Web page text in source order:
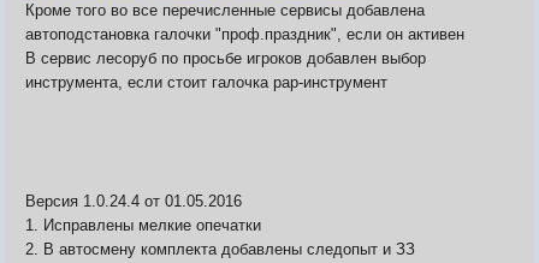
Кроме того во все перечисленные сервисы добавлена
автоподстановка галочки "проф.праздник", если он активен
В сервис лесоруб по просьбе игроков добавлен выбор
инструмента, если стоит галочка рар-инструмент
Версия 1.0.24.4 от 01.05.2016
1. Исправлены мелкие опечатки
2. В автосмену комплекта добавлены следопыт и ЗЗ